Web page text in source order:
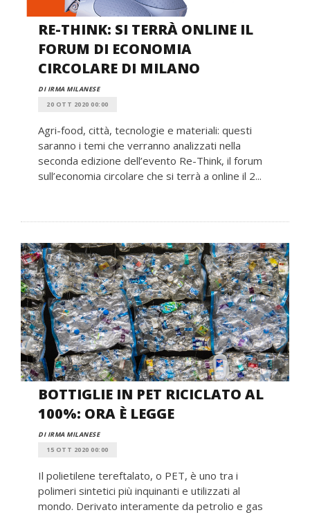
RE-THINK: SI TERRÀ ONLINE IL
FORUM DI ECONOMIA
CIRCOLARE DI MILANO
DI IRMA MILANESE
20 OTT 2020 00:00
Agri-food, città, tecnologie e materiali: questi
saranno i temi che verranno analizzati nella
seconda edizione dell’evento Re-Think, il forum
sull’economia circolare che si terrà a online il 2...
BOTTIGLIE IN PET RICICLATO AL
100%: ORA È LEGGE
DI IRMA MILANESE
15 OTT 2020 00:00
Il polietilene tereftalato, o PET, è uno tra i
polimeri sintetici più inquinanti e utilizzati al
mondo. Derivato interamente da petrolio e gas